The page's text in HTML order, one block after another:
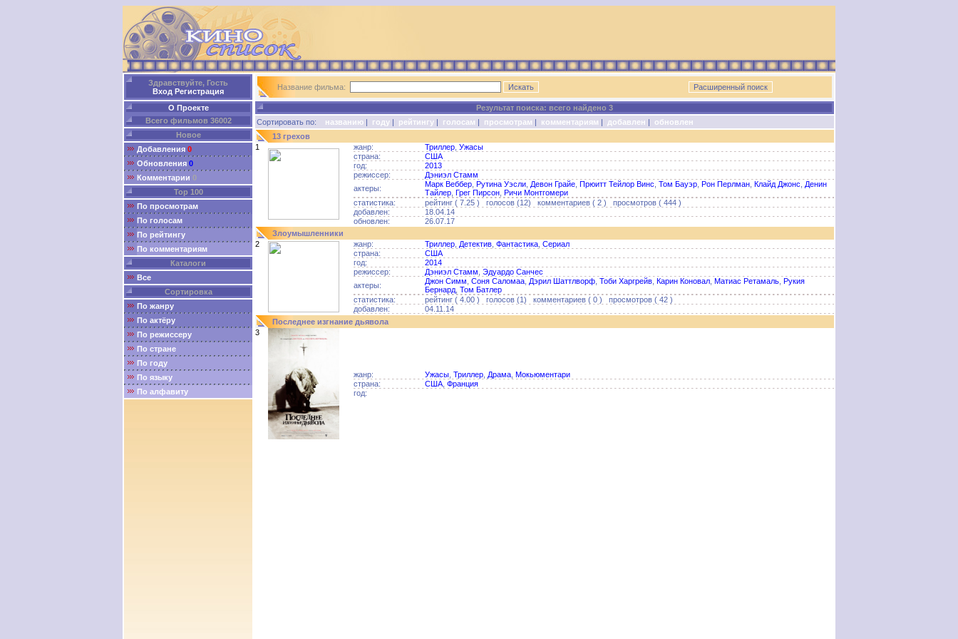
Здравствуйте, Гость
Вход Регистрация
О Проекте
Всего фильмов 36002
Новое
Добавления 0
Обновления 0
Комментарии 0
Top 100
По просмотрам
По голосам
По рейтингу
По комментариям
Каталоги
Все
Сортировка
По жанру
По актёру
По режиссеру
По стране
По году
По языку
По алфавиту
Название фильма:
Результат поиска: всего найдено 3
Сортировать по: названию | году | рейтингу | голосам | просмотрам | комментариям | добавлен | обновлен
13 грехов
1
жанр: Триллер Ужасы
страна:
США
год:
2013
режиссер:
Дэниэл Стамм
актеры:
Марк Веббер Рутина Уэсли Девон Грайе Прюитт Тейлор Винс Том Бауэр Рон Перлман Клайд Джонс
Денин
Тайлер Грег Пирсон Ричи Монтгомери
статистика:
рейтинг ( 7.25 ) голосов (12) комментариев ( 2 ) просмотров ( 444 )
добавлен:
18.04.14
обновлен:
26.07.17
Злоумышленники
2
жанр: Триллер Детектив Фантастика Сериал
страна:
США
год:
2014
режиссер:
Дэниэл Стамм Эдуардо Санчес
актеры:
Джон Симм Соня Саломаа Дэрил Шаттлворф Тоби Харгрейв Карин Коновал Матиас Ретамаль Рукия
Бернард Том Батлер
статистика:
рейтинг ( 4.00 ) голосов (1) комментариев ( 0 ) просмотров ( 42 )
добавлен:
04.11.14
Последнее изгнание дьявола
3
жанр: Ужасы Триллер Драма Мокьюментари
страна:
США Франция
год: